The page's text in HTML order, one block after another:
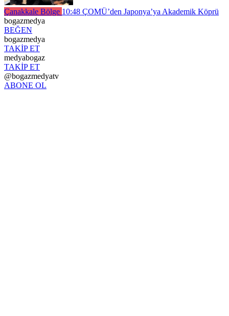
Çanakkale Bölge 10:48 ÇOMÜ’den Japonya’ya Akademik Köprü
bogazmedya
BEĞEN
bogazmedya
TAKİP ET
medyabogaz
TAKİP ET
@bogazmedyatv
ABONE OL